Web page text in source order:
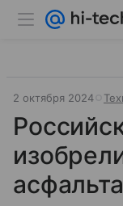
2 октября 2024